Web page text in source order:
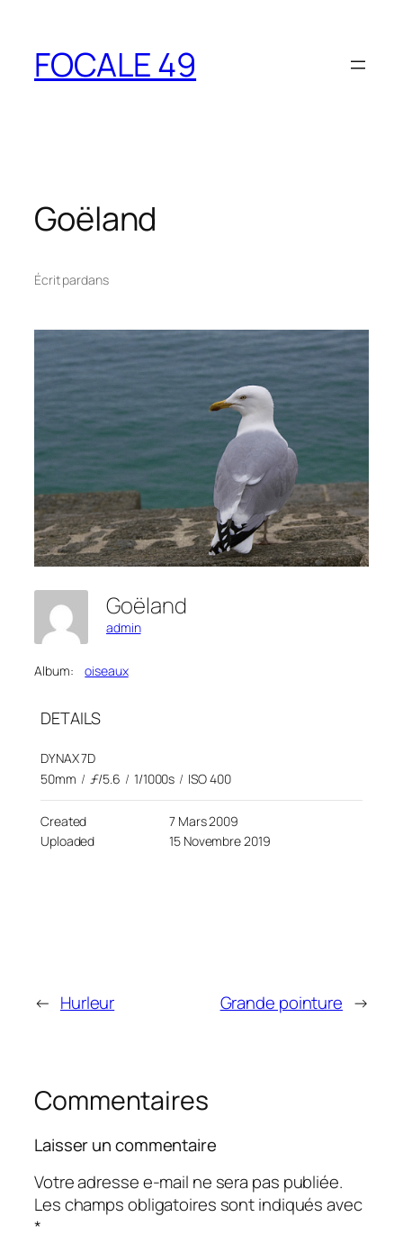
contenu
FOCALE 49
Goëland
Écrit pardans
Goëland
admin
Album: oiseaux
DETAILS
DYNAX 7D
50mm / ƒ/5.6 / 1/1000s / ISO 400
Created
7 Mars 2009
Uploaded
15 Novembre 2019
← Hurleur Grande pointure →
Commentaires
Laisser un commentaire
Votre adresse e-mail ne sera pas publiée.
Les champs obligatoires sont indiqués avec
*